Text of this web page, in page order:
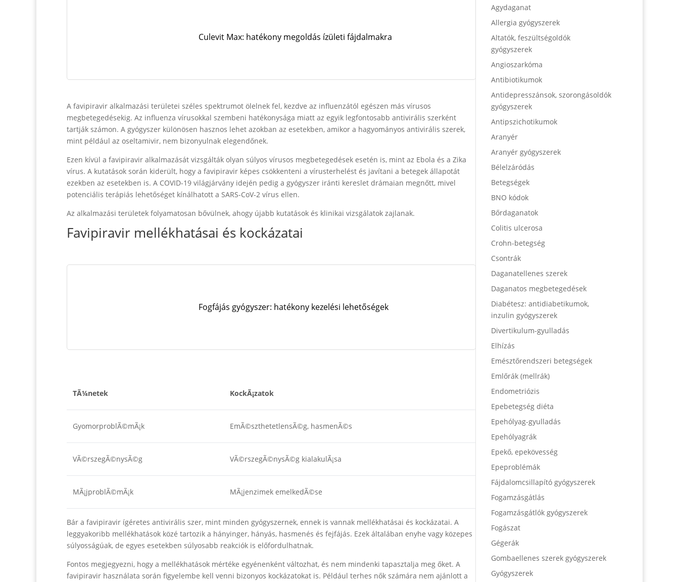
Culevit Max: hatékony megoldás ízületi fájdalmakra
A favipiravir alkalmazási területei széles spektrumot ölelnek fel, kezdve az influenzától egészen más vírusos
megbetegedésekig. Az influenza vírusokkal szembeni hatékonysága miatt az egyik legfontosabb antivirális szerként
tartják számon. A gyógyszer különösen hasznos lehet azokban az esetekben, amikor a hagyományos antivirális szerek,
mint például az oseltamivir, nem bizonyulnak elegendőnek.
Ezen kívül a favipiravir alkalmazását vizsgálták olyan súlyos vírusos megbetegedések esetén is, mint az Ebola és a Zika
vírus. A kutatások során kiderült, hogy a favipiravir képes csökkenteni a vírusterhelést és javítani a betegek állapotát
ezekben az esetekben is. A COVID-19 világjárvány idején pedig a gyógyszer iránti kereslet drámaian megnőtt, mivel
potenciális terápiás lehetőséget kínálhatott a SARS-CoV-2 vírus ellen.
Az alkalmazási területek folyamatosan bővülnek, ahogy újabb kutatások és klinikai vizsgálatok zajlanak.
Favipiravir mellékhatásai és kockázatai
Fogfájás gyógyszer: hatékony kezelési lehetőségek
TÃ¼netek KockÃ¡zatok
GyomorproblÃ©mÃ¡k EmÃ©szthetetlensÃ©g, hasmenÃ©s
VÃ©rszegÃ©nysÃ©g VÃ©rszegÃ©nysÃ©g kialakulÃ¡sa
MÃ¡jproblÃ©mÃ¡k MÃ¡jenzimek emelkedÃ©se
Bár a favipiravir ígéretes antivirális szer, mint minden gyógyszernek, ennek is vannak mellékhatásai és kockázatai. A
leggyakoribb mellékhatások közé tartozik a hányinger, hányás, hasmenés és fejfájás. Ezek általában enyhe vagy közepes
súlyosságúak, de egyes esetekben súlyosabb reakciók is előfordulhatnak.
Fontos megjegyezni, hogy a mellékhatások mértéke egyénenként változhat, és nem mindenki tapasztalja meg őket. A
favipiravir használata során figyelembe kell venni bizonyos kockázatokat is. Például terhes nők számára nem ajánlott a
Agydaganat
Allergia gyógyszerek
Altatók, feszültségoldók
gyógyszerek
Angioszarkóma
Antibiotikumok
Antidepresszánsok, szorongásoldók
gyógyszerek
Antipszichotikumok
Aranyér
Aranyér gyógyszerek
Bélelzáródás
Betegségek
BNO kódok
Bőrdaganatok
Colitis ulcerosa
Crohn-betegség
Csontrák
Daganatellenes szerek
Daganatos megbetegedések
Diabétesz: antidiabetikumok,
inzulin gyógyszerek
Divertikulum-gyulladás
Elhízás
Emésztőrendszeri betegségek
Emlőrák (mellrák)
Endometriózis
Epebetegség diéta
Epehólyag-gyulladás
Epehólyagrák
Epekő, epekövesség
Epeproblémák
Fájdalomcsillapító gyógyszerek
Fogamzásgátlás
Fogamzásgátlók gyógyszerek
Fogászat
Gégerák
Gombaellenes szerek gyógyszerek
Gyógyszerek